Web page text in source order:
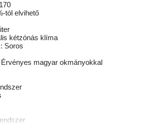
tól elvihető
kétzónás klíma
Soros
magyar okmányokkal